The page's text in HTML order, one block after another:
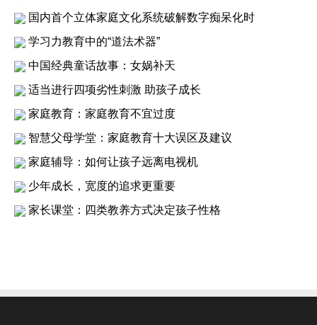
国内首个立体家庭文化系统破解数字痴呆化时
学习力教育中的“道法术器”
中国经典童话故事：女娲补天
适当进行四项劣性刺激 助孩子成长
家庭教育：家庭教育不宜过度
智慧父母学堂：家庭教育十大误区及建议
家庭辅导：如何让孩子远离电视机
少年成长，宽度的追求更重要
家长课堂：四类教养方式决定孩子性格